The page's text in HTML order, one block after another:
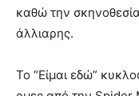
καθώ την σκηνοθεσία
άλλιαρης.
Το “Είμαι εδώ” κυ